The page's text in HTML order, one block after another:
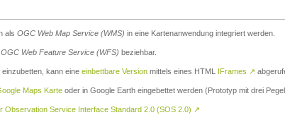
als OGC Web Map Service (WMS) in eine Kartenanwendung integriert werden.
OGC Web Feature Service (WFS) beziehbar.
kann eine einbettbare Version mittels eines HTML IFrames ↗
Maps Karte oder in Google Earth eingebettet werden (Prototyp mit drei
Observation Service Interface Standard 2.0 (SOS 2.0) ↗